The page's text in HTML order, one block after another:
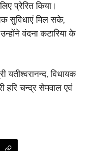
प्रेरित किया।
सुविधाएं मिल सके,
वंदना कटारिया के
विधायक
हरि चन्द्र सेमवाल एवं